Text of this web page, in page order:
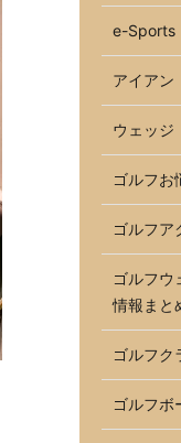
e-Sports
アイアン
ウェッジ
ゴルフお
ゴルフア
ゴルフウ
情報まと
ゴルフク
ゴルフボ